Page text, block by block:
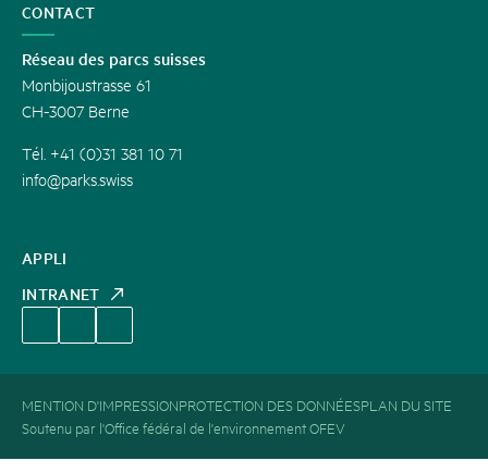
APPLI
INTRANET
CONTACT
Réseau des parcs suisses
Monbijoustrasse 61
CH-3007 Berne
Tél. +41 (0)31 381 10 71
info@parks.swiss
MENTION D'IMPRESSIONPROTECTION DES DONNÉESPLAN DU SITE
Soutenu par l'Office fédéral de l'environnement OFEV